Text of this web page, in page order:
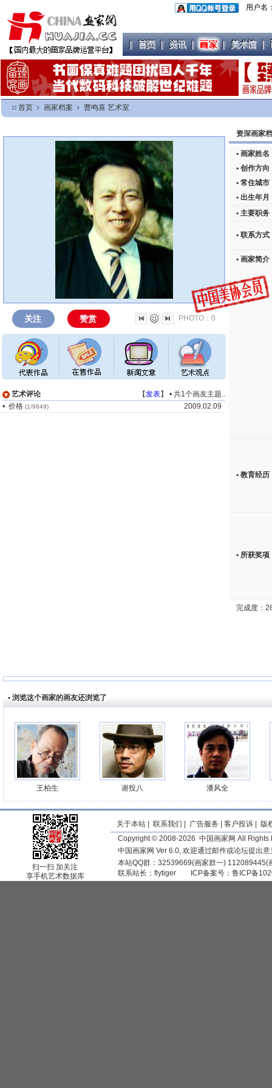
用户名
首页 ﹥ 画家档案 ﹥ 曹鸣喜 艺术室
关注 赞赏 PHOTO：0
艺术评论 【发表】 • 共1个画友主题..
• 价格 (1/9849) 2009.02.09
资深画家
• 画家姓名
• 创作方向
• 常住城市
• 出生年月
• 主要职务
• 联系方式
• 画家简介
• 教育经历
• 所获奖项
完成度：
• 浏览这个画家的画友还浏览了
王柏生 谢投八 潘风全
扫一扫 加关注
享手机艺术数据库
关于本站 联系我们 广告服务 客户投诉
版
Copyright © 2008-2026 中国画家网 All Rights
中国画家网 Ver 6.0, 欢迎通过邮件或论坛提出
本站QQ群：32539669(画家群一)
联系站长： flytiger ICP备案号： 鲁ICP备